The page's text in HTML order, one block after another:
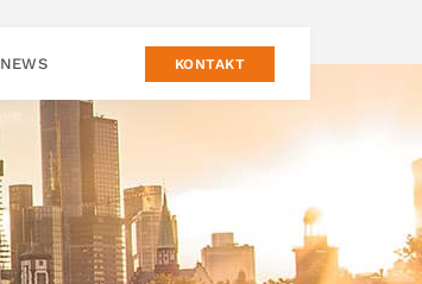
NEWS KONTAKT